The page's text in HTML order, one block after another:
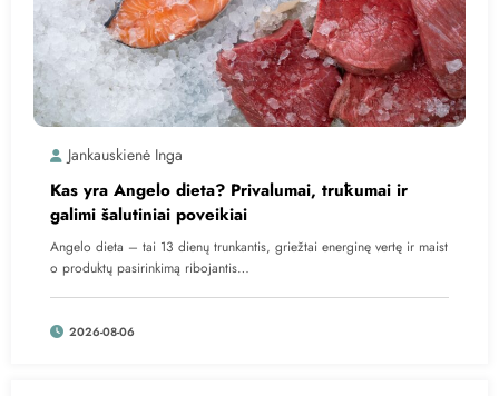
Jankauskienė Inga
Kas yra Angelo dieta? Privalumai, trūkumai ir
galimi šalutiniai poveikiai
Angelo dieta – tai 13 dienų trunkantis, griežtai energinę vertę ir maist
o produktų pasirinkimą ribojantis…
2026-08-06